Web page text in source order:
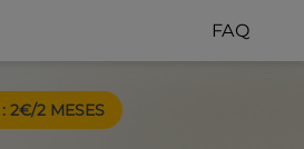
FAQ
: 2€/2 MESES